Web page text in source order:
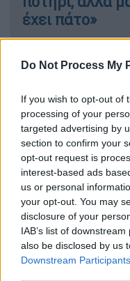
Do Not Process My
If you wish to opt-out of
processing of your
targeted advertising by
section to confirm your
opt-out request is
interest-based ads
us or personal
your opt-out. You may
disclosure of your
IAB’s list of
also be disclosed by us
Downstream Participants
έχει πάτο»
Ελλάδα|01.02.2024
σημείο όπου
19χρονος -
Φιλάθλου» η
Συγκίνησαν
ομάδων
Παρών στις
πατέρας του